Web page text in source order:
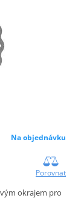
Na objednávku
Porovnat
okrajem pro